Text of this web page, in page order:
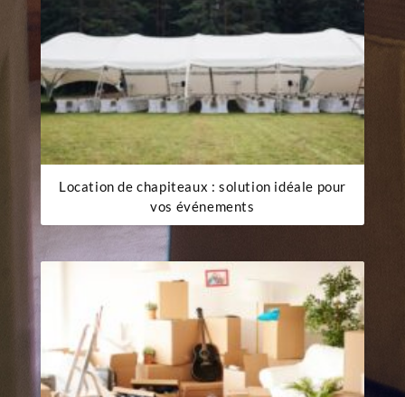
Location de chapiteaux : solution idéale pour
vos événements